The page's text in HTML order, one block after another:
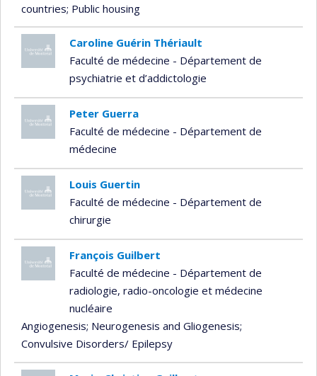
countries; Public housing
Caroline Guérin Thériault
Faculté de médecine - Département de
psychiatrie et d’addictologie
Peter Guerra
Faculté de médecine - Département de
médecine
Louis Guertin
Faculté de médecine - Département de
chirurgie
François Guilbert
Faculté de médecine - Département de
radiologie, radio-oncologie et médecine
nucléaire
Angiogenesis; Neurogenesis and Gliogenesis;
Convulsive Disorders/ Epilepsy